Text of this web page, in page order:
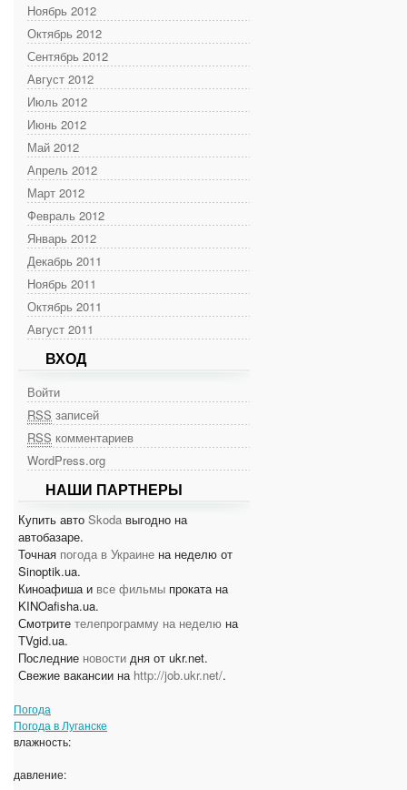
Ноябрь 2012
Октябрь 2012
Сентябрь 2012
Август 2012
Июль 2012
Июнь 2012
Май 2012
Апрель 2012
Март 2012
Февраль 2012
Январь 2012
Декабрь 2011
Ноябрь 2011
Октябрь 2011
Август 2011
ВХОД
Войти
RSS записей
RSS комментариев
WordPress.org
НАШИ ПАРТНЕРЫ
Купить авто Skoda выгодно на
автобазаре.
Точная погода в Украине на неделю от
Sinoptik.ua.
Киноафиша и все фильмы проката на
KINOafisha.ua.
Смотрите телепрограмму на неделю на
TVgid.ua.
Последние новости дня от ukr.net.
Свежие вакансии на http://job.ukr.net/.
Погода
Погода в Луганске
влажность:
давление: